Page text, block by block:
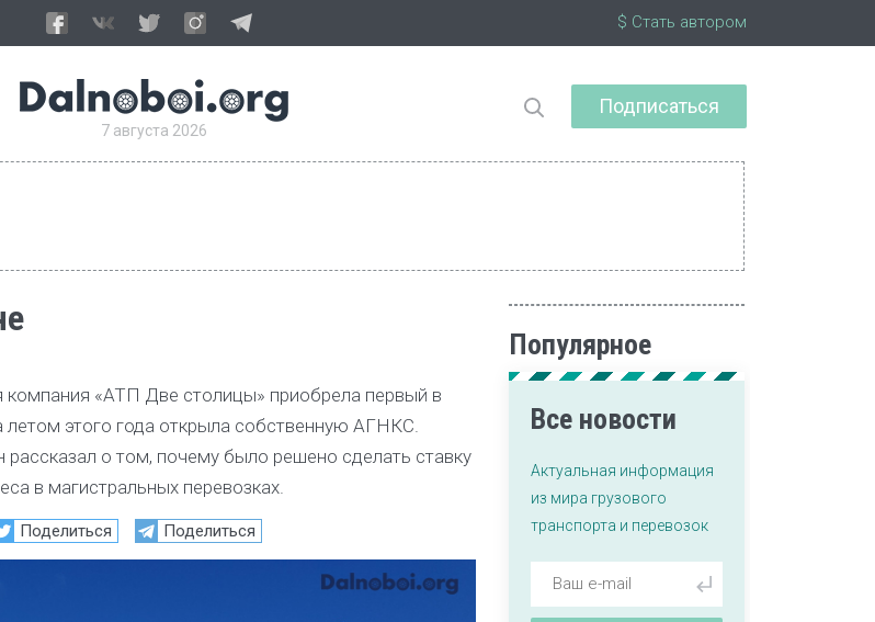
$ Стать автором
7 августа 2026
Подписаться
компания «АТП Две столицы» приобрела первый в
летом этого года открыла собственную АГНКС.
о том, почему было решено сделать ставку
в магистральных перевозках.
Поделиться Поделиться
Популярное
Все новости
Актуальная информация
из мира грузового
транспорта и перевозок